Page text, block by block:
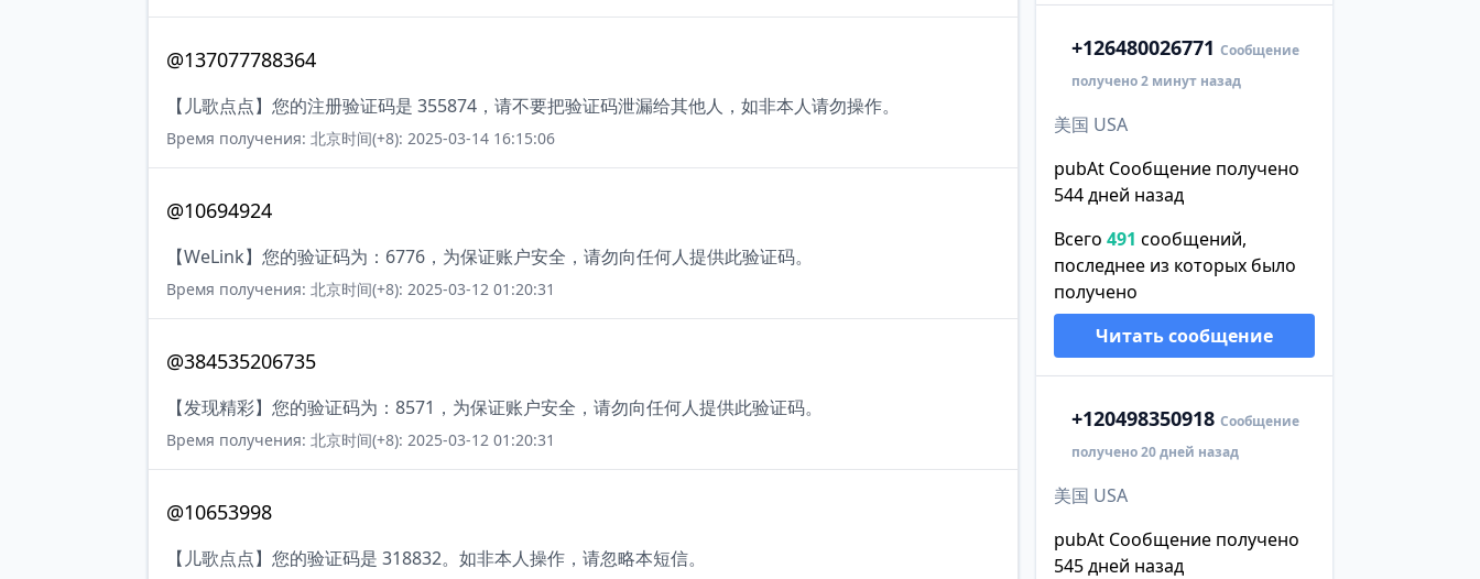
@137077788364
【儿歌点点】您的注册验证码是 355874，请不要把验证码泄漏给其他人，如非本人请勿操作。
Время получения: 北京时间(+8): 2025-03-14 16:15:06
@10694924
【WeLink】您的验证码为：6776，为保证账户安全，请勿向任何人提供此验证码。
Время получения: 北京时间(+8): 2025-03-12 01:20:31
@384535206735
【发现精彩】您的验证码为：8571，为保证账户安全，请勿向任何人提供此验证码。
Время получения: 北京时间(+8): 2025-03-12 01:20:31
@10653998
【儿歌点点】您的验证码是 318832。如非本人操作，请忽略本短信。
+126480026771 Сообщение
получено 2 минут назад
美国 USA
pubAt Сообщение получено
544 дней назад
Всего 491 сообщений,
последнее из которых было
получено
Читать сообщение
+120498350918 Сообщение
получено 20 дней назад
美国 USA
pubAt Сообщение получено
545 дней назад